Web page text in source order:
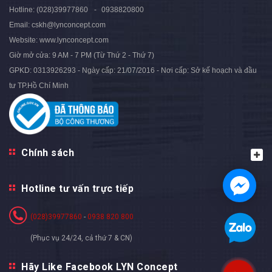
Nhỏ Đan Xen Lạ Mắt - LTC22
2.399.000₫ 2.900.000₫
Hotline: (028)39977860
0938820800
Email: cskh@lynconcept.com
Website: www.lynconcept.com
Giờ mở cửa: 9 AM - 7 PM (Từ Thứ 2 - Thứ 7)
GPKD: 0313926293 - Ngày cấp: 21/07/2016 - Nơi cấp: Sở kế hoạch và đầu
tư TP.Hồ Chí Minh
Chính sách
Hotline tư vấn trực tiếp
(028)39977860 - 0938 820 800
(Phục vụ 24/24, cả thứ 7 & CN)
Hãy Like Facebook LYN Concept